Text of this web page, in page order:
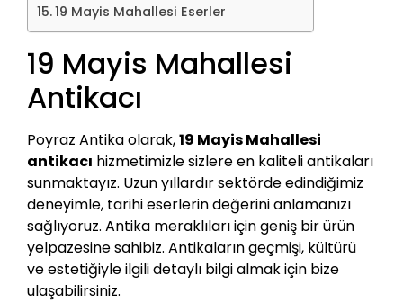
19 Mayis Mahallesi Eserler
19 Mayis Mahallesi
Antikacı
Poyraz Antika olarak,19 Mayis Mahallesi
antikacı hizmetimizle sizlere en kaliteli antikaları
sunmaktayız. Uzun yıllardır sektörde edindiğimiz
deneyimle, tarihi eserlerin değerini anlamanızı
sağlıyoruz. Antika meraklıları için geniş bir ürün
yelpazesine sahibiz. Antikaların geçmişi, kültürü
ve estetiğiyle ilgili detaylı bilgi almak için bize
ulaşabilirsiniz.